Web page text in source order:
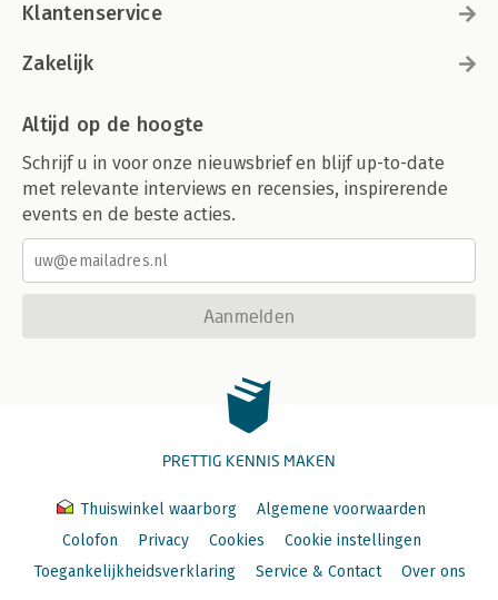
Klantenservice
Zakelijk
Altijd op de hoogte
Schrijf u in voor onze nieuwsbrief en blijf up-to-date
met relevante interviews en recensies, inspirerende
events en de beste acties.
Aanmelden
PRETTIG KENNIS MAKEN
Thuiswinkel waarborg
Algemene voorwaarden
Colofon
Privacy Cookies
Cookie instellingen
Toegankelijkheidsverklaring
Service & Contact Over ons